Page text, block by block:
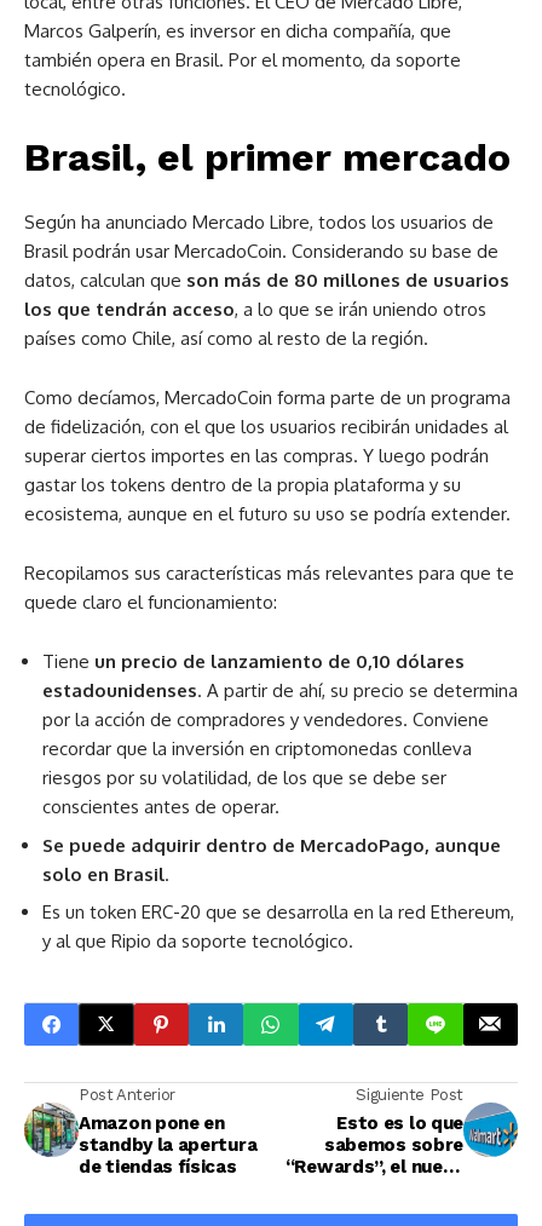
Marcos Galperín, es inversor en dicha compañía, que
también opera en Brasil. Por el momento, da soporte
tecnológico.
Brasil, el primer mercado
Según ha anunciado Mercado Libre, todos los usuarios de
Brasil podrán usar MercadoCoin. Considerando su base de
datos, calculan que son más de 80 millones de usuarios
los que tendrán acceso, a lo que se irán uniendo otros
países como Chile, así como al resto de la región.
Como decíamos, MercadoCoin forma parte de un programa
de fidelización, con el que los usuarios recibirán unidades al
superar ciertos importes en las compras. Y luego podrán
gastar los tokens dentro de la propia plataforma y su
ecosistema, aunque en el futuro su uso se podría extender.
Recopilamos sus características más relevantes para que te
quede claro el funcionamiento:
Tiene un precio de lanzamiento de 0,10 dólares
estadounidenses. A partir de ahí, su precio se determina
por la acción de compradores y vendedores. Conviene
recordar que la inversión en criptomonedas conlleva
riesgos por su volatilidad, de los que se debe ser
conscientes antes de operar.
Se puede adquirir dentro de MercadoPago, aunque
solo en Brasil.
Es un token ERC-20 que se desarrolla en la red Ethereum,
y al que Ripio da soporte tecnológico.
Post Anterior
Amazon pone en
standby la apertura
de tiendas físicas
Siguiente Post
Esto es lo que
sabemos sobre
“Rewards”, el nuevo
membresía de